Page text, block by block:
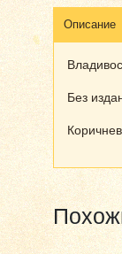
Описание
Без